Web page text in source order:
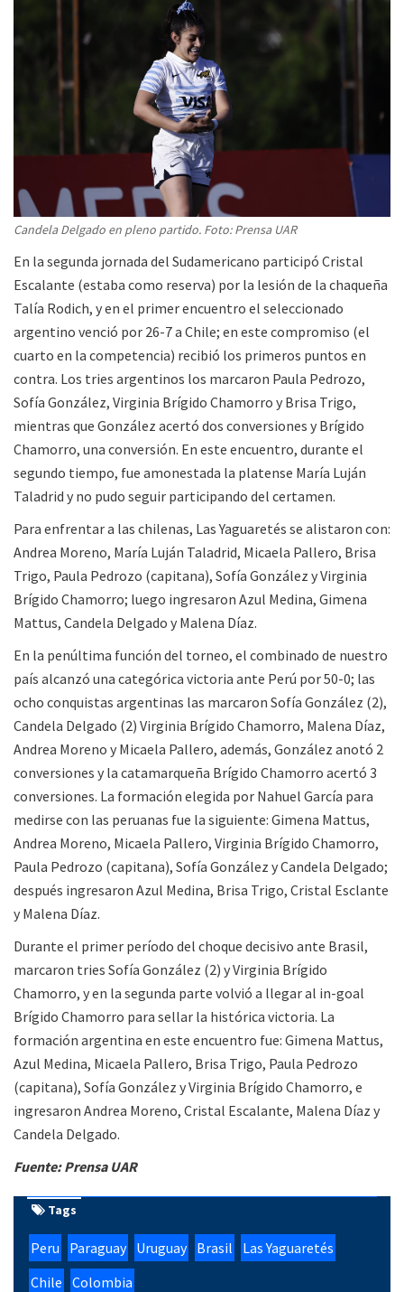
Candela Delgado en pleno partido. Foto: Prensa UAR
En la segunda jornada del Sudamericano participó Cristal
Escalante (estaba como reserva) por la lesión de la chaqueña
Talía Rodich, y en el primer encuentro el seleccionado
argentino venció por 26-7 a Chile; en este compromiso (el
cuarto en la competencia) recibió los primeros puntos en
contra. Los tries argentinos los marcaron Paula Pedrozo,
Sofía González, Virginia Brígido Chamorro y Brisa Trigo,
mientras que González acertó dos conversiones y Brígido
Chamorro, una conversión. En este encuentro, durante el
segundo tiempo, fue amonestada la platense María Luján
Taladrid y no pudo seguir participando del certamen.
Para enfrentar a las chilenas, Las Yaguaretés se alistaron con:
Andrea Moreno, María Luján Taladrid, Micaela Pallero, Brisa
Trigo, Paula Pedrozo (capitana), Sofía González y Virginia
Brígido Chamorro; luego ingresaron Azul Medina, Gimena
Mattus, Candela Delgado y Malena Díaz.
En la penúltima función del torneo, el combinado de nuestro
país alcanzó una categórica victoria ante Perú por 50-0; las
ocho conquistas argentinas las marcaron Sofía González (2),
Candela Delgado (2) Virginia Brígido Chamorro, Malena Díaz,
Andrea Moreno y Micaela Pallero, además, González anotó 2
conversiones y la catamarqueña Brígido Chamorro acertó 3
conversiones. La formación elegida por Nahuel García para
medirse con las peruanas fue la siguiente: Gimena Mattus,
Andrea Moreno, Micaela Pallero, Virginia Brígido Chamorro,
Paula Pedrozo (capitana), Sofía González y Candela Delgado;
después ingresaron Azul Medina, Brisa Trigo, Cristal Esclante
y Malena Díaz.
Durante el primer período del choque decisivo ante Brasil,
marcaron tries Sofía González (2) y Virginia Brígido
Chamorro, y en la segunda parte volvió a llegar al in-goal
Brígido Chamorro para sellar la histórica victoria. La
formación argentina en este encuentro fue: Gimena Mattus,
Azul Medina, Micaela Pallero, Brisa Trigo, Paula Pedrozo
(capitana), Sofía González y Virginia Brígido Chamorro, e
ingresaron Andrea Moreno, Cristal Escalante, Malena Díaz y
Candela Delgado.
Fuente: Prensa UAR
Tags
Peru Paraguay Uruguay Brasil
Las Yaguaretés
Chile Colombia